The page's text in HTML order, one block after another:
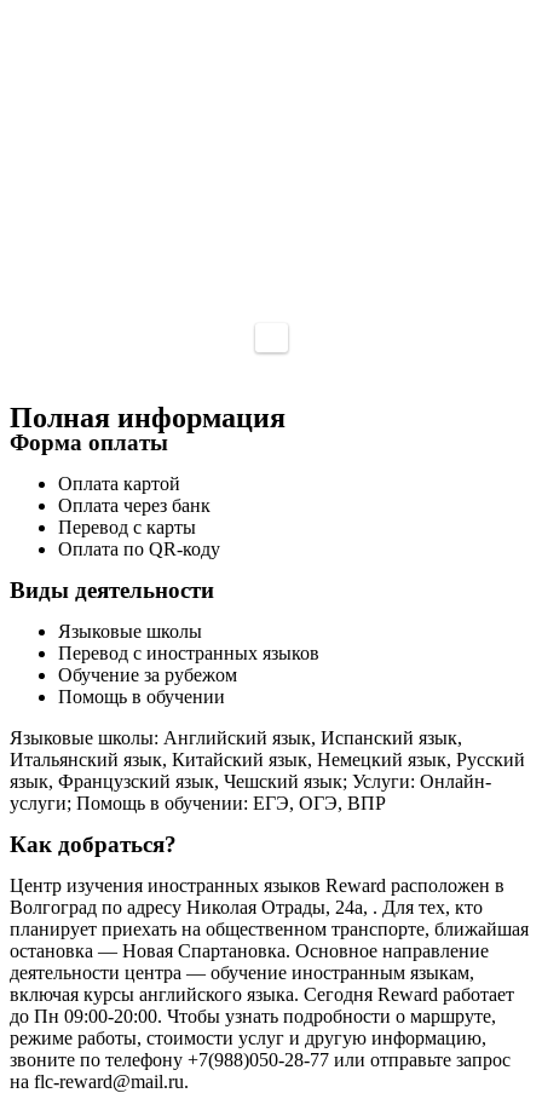
Полная информация
Форма оплаты
Оплата картой
Оплата через банк
Перевод с карты
Оплата по QR-коду
Виды деятельности
Языковые школы
Перевод с иностранных языков
Обучение за рубежом
Помощь в обучении
Языковые школы: Английский язык, Испанский язык,
Итальянский язык, Китайский язык, Немецкий язык, Русский
язык, Французский язык, Чешский язык; Услуги: Онлайн-
услуги; Помощь в обучении: ЕГЭ, ОГЭ, ВПР
Как добраться?
Центр изучения иностранных языков Reward расположен в
Волгоград по адресу Николая Отрады, 24а, . Для тех, кто
планирует приехать на общественном транспорте, ближайшая
остановка — Новая Спартановка. Основное направление
деятельности центра — обучение иностранным языкам,
включая курсы английского языка. Сегодня Reward работает
до Пн 09:00-20:00. Чтобы узнать подробности о маршруте,
режиме работы, стоимости услуг и другую информацию,
звоните по телефону +7(988)050-28-77 или отправьте запрос
на flc-reward@mail.ru.